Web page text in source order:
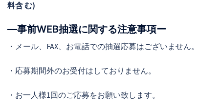
料含 む)
―事前WEB抽選に関する注意事項ー
・メール、FAX、お電話での抽選応募はございません。
・応募期間外のお受付はしておりません。
・お一人様1回のご応募をお願い致します。